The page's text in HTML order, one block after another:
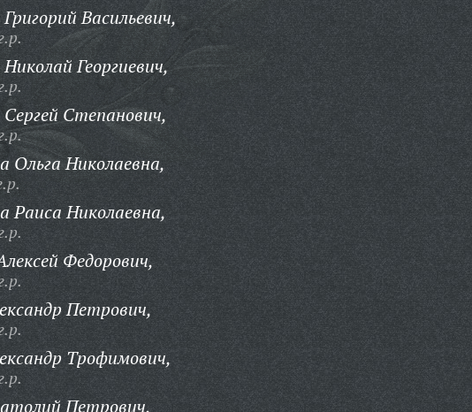
Васильевич,
Георгиевич,
Степанович,
Ольга Николаевна,
Раиса Николаевна,
Федорович,
Петрович,
Трофимович,
Петрович,